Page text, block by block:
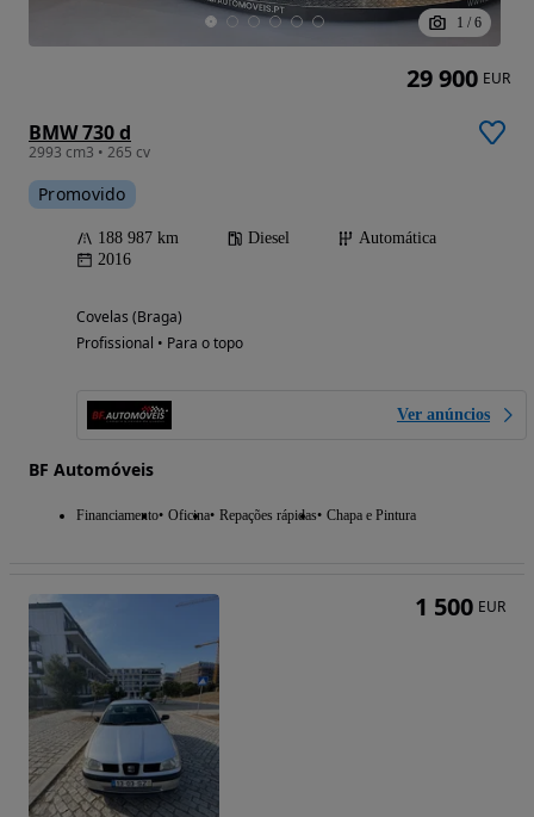
1 / 6
BMW 730 d
2993 cm3 • 265 cv
Promovido
188 987 km Diesel
Automática
2016
Covelas (Braga)
Profissional • Para o topo
Ver anúncios
BF Automóveis
Financiamento Oficina Repações rápidas Chapa e Pintura
29 900 EUR
1 500 EUR